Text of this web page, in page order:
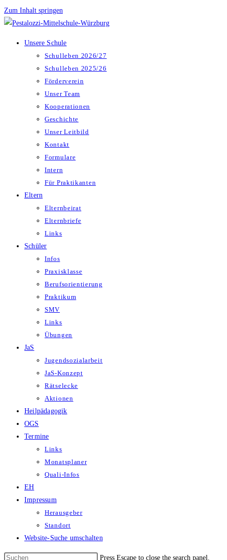
Zum Inhalt springen
Unsere Schule
Schulleben 2026/27
Schulleben 2025/26
Förderverein
Unser Team
Kooperationen
Geschichte
Unser Leitbild
Kontakt
Formulare
Intern
Für Praktikanten
Eltern
Elternbeirat
Elternbriefe
Links
Schüler
Infos
Praxisklasse
Berufsorientierung
Praktikum
SMV
Links
Übungen
JaS
Jugendsozialarbeit
JaS-Konzept
Rätselecke
Aktionen
Heilpädagogik
OGS
Termine
Links
Monatsplaner
Quali-Infos
EH
Impressum
Herausgeber
Standort
Website-Suche umschalten
Press Escape to close the search panel.